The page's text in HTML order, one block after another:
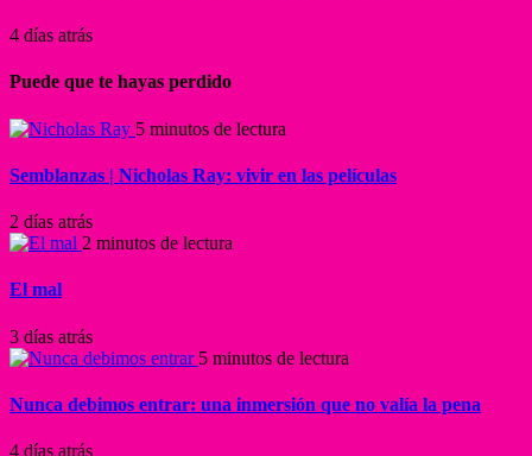
4 días atrás
Puede que te hayas perdido
5 minutos de lectura
Semblanzas | Nicholas Ray: vivir en las películas
2 días atrás
2 minutos de lectura
El mal
3 días atrás
5 minutos de lectura
Nunca debimos entrar: una inmersión que no valía la pena
4 días atrás